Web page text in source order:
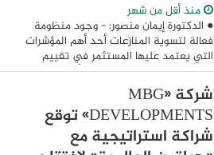
منذ أقل من شهر
● الدكتورة إيمان منصور: - وجود منظومة
فعالة لتسوية المنازعات أحد أهم المؤشرات
التي يعتمد عليها المستثمر في تقييم
تنافسية الدول وجاذبية بيئة الأعمال -
تفعيل اتفاقية سنغافورة في مصر يعكس
تبني ...
شركة «MBG
DEVELOPMENTS» توقع
شراكة استراتيجية مع